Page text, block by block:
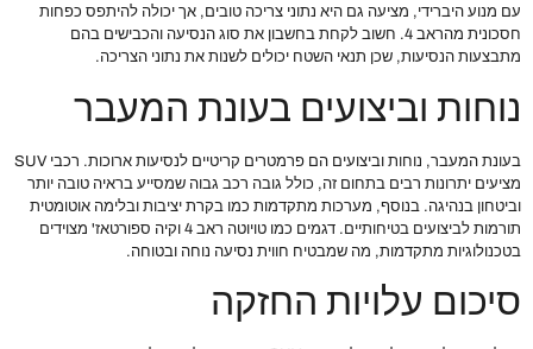
עם מנוע היברידי, מציעה גם היא נתוני צריכה טובים, אך יכולה להיתפס כפחות
חסכונית מהראב 4. חשוב לקחת בחשבון את סוג הנסיעה והכבישים בהם
מתבצעות הנסיעות, שכן תנאי השטח יכולים לשנות את נתוני הצריכה.
נוחות וביצועים בעונת המעבר
בעונת המעבר, נוחות וביצועים הם פרמטרים קריטיים לנסיעות ארוכות. רכבי SUV
מציעים יתרונות רבים בתחום זה, כולל גובה רכב גבוה שמסייע בראיה טובה יותר
וביטחון בנהיגה. בנוסף, מערכות מתקדמות כמו בקרת יציבות ובלימה אוטומטית
תורמות לביצועים בטיחותיים. דגמים כמו טויוטה ראב 4 וקיה ספורטאז' מצוידים
בטכנולוגיות מתקדמות, מה שמבטיח חווית נסיעה נוחה ובטוחה.
סיכום עלויות החזקה